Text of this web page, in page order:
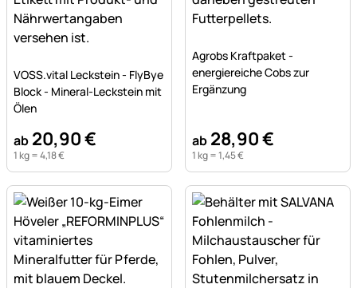
Noch keine Bewertungen abgegeben
VOSS.vital Leckstein - FlyBye
Block - Mineral-Leckstein mit
Ölen
ab 20,90€
1 kg =4,18€
Agrobs Kraftpaket -
energiereiche Cobs zur
Ergänzung
ab 28,90€
1 kg =1,45€